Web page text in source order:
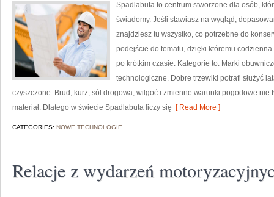
Spadlabuta to centrum stworzone dla osób,
świadomy. Jeśli stawiasz na wygląd,
znajdziesz tu wszystko, co potrzebne do
podejście do tematu, dzięki któremu
po krótkim czasie. Kategorie to: Marki
technologiczne. Dobre trzewiki potrafi służyć
czyszczone. Brud, kurz, sól drogowa, wilgoć i zmienne warunki pogodowe nie
materiał. Dlatego w świecie Spadlabuta liczy się [ Read More ]
CATEGORIES: NOWE TECHNOLOGIE
Relacje z wydarzeń